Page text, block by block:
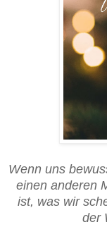
Wenn uns
einen anderen
ist, was wir
der